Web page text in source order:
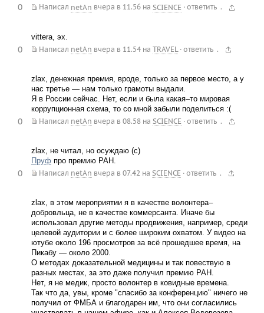
Написал netAn вчера в 11.56на SCIENCE · ответить .
0
vittera, эх.
Написал netAn вчера в 11.54на TRAVEL · ответить .
0
zlax, денежная премия, вроде, только за первое место, а у
нас третье — нам только грамоты выдали.
Я в России сейчас. Нет, если и была какая–то мировая
коррупционная схема, то со мной забыли поделиться :(
Написал netAn вчера в 08.58на SCIENCE · ответить .
0
zlax, не читал, но осуждаю (с)
Пруф про премию РАН.
Написал netAn вчера в 07.42 на SCIENCE · ответить .
0
zlax, в этом мероприятии я в качестве волонтера–
добровльца, не в качестве коммерсанта. Иначе бы
использовал другие методы продвижения, например, среди
целевой аудитории и с более широким охватом. У видео на
ютубе около 196 просмотров за всё прошедшее время, на
Пикабу — около 2000.
О методах доказательной медицины и так повествую в
разных местах, за это даже получил премию РАН.
Нет, я не медик, просто волонтер в ковидные времена.
Так что да, увы, кроме "спасибо за конференцию" ничего не
получил от ФМБА и благодарен им, что они согласились